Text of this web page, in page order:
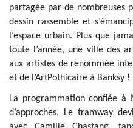
partagée par de nombreuses
dessin rassemble et
l’espace urbain. Plus que
toute l’année, une ville des
aux artistes de renommée
et de l’ArtPothicaire à Banksy !
La programmation confiée
d’approches. Le tramway